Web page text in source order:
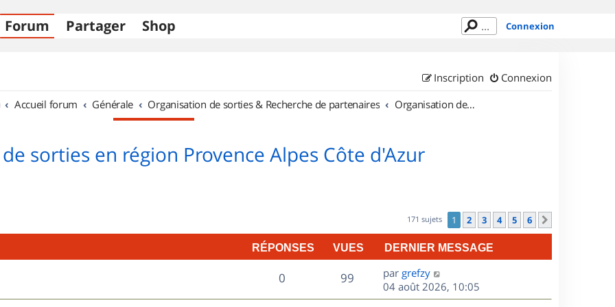
Forum Partager Shop Connexion
Connexion
Inscription
Accueil forum Générale Organisation de sorties & Recherche de partenaires Organisation de sorties en région Provence Alpes Côte d'Azur
sorties en région Provence Alpes Côte d'Azur
171 sujets 1 2 3 4 5 6
RÉPONSES VUES DERNIER MESSAGE
0R
é
99V
u
D
e
r
par grefzy
04 août 2026, 10:05